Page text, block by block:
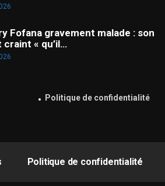
Fofana gravement malade : son
craint « qu’il…
Politique de confidentialité
Politique de confidentialité